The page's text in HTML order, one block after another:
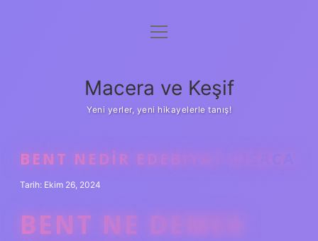
Anasayfa
Yasal Uyarı
menüyü
Macera ve Keşif
Yeni yerler, yeni hikayelerle tanış!
BENT NEDIR EDEBIYAT KISACA
Tarih: Ekim 26, 2024
BENT NE DEMEK